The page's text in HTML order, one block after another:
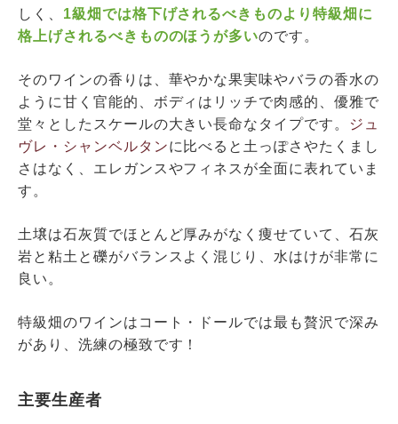
しく、 1級畑では格下げされるべきものより特級畑に
格上げされるべきもののほうが多いのです。
そのワインの香りは、華やかな果実味やバラの香水の
ように甘く官能的、ボディはリッチで肉感的、優雅で
堂々としたスケールの大きい長命なタイプです。
ジュ
ヴレ・シャンベルタンに比べると土っぽさやたくまし
さはなく、エレガンスやフィネスが全面に表れていま
す。
土壌は石灰質でほとんど厚みがなく痩せていて、石灰
岩と粘土と礫がバランスよく混じり、水はけが非常に
良い。
特級畑のワインはコート・ドールでは最も贅沢で深み
があり、洗練の極致です！
主要生産者